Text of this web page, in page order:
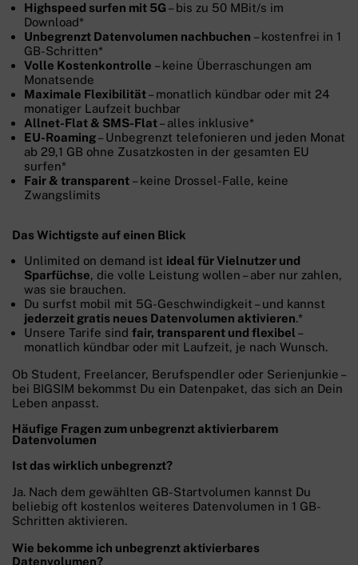
Highspeed surfen mit 5G – bis zu 50 MBit/s im
Download*
Unbegrenzt Datenvolumen nachbuchen – kostenfrei in 1
GB-Schritten*
Volle Kostenkontrolle – keine Überraschungen am
Monatsende
Maximale Flexibilität– monatlich kündbar oder mit 24
monatiger Laufzeit buchbar
Allnet-Flat & SMS-Flat– alles inklusive*
EU-Roaming– Unbegrenzt telefonieren und jeden Monat
ab 29,1 GB ohne Zusatzkosten in der gesamten EU
surfen*
Fair & transparent – keine Drossel-Falle, keine
Zwangslimits
Das Wichtigste auf einen Blick
Unlimited on demand ist ideal für Vielnutzer und
Sparfüchse, die volle Leistung wollen – aber nur zahlen,
was sie brauchen.
Du surfst mobil mit 5G-Geschwindigkeit – und kannst
jederzeit gratis neues Datenvolumen aktivieren.*
Unsere Tarife sind fair, transparent und flexibel –
monatlich kündbar oder mit Laufzeit, je nach Wunsch.
Ob Student, Freelancer, Berufspendler oder Serienjunkie –
bei BIGSIM bekommst Du ein Datenpaket, das sich an Dein
Leben anpasst.
Häufige Fragen zum unbegrenzt aktivierbarem
Datenvolumen
Ist das wirklich unbegrenzt?
Ja. Nach dem gewählten GB-Startvolumen kannst Du
beliebig oft kostenlos weiteres Datenvolumen in 1 GB-
Schritten aktivieren.
Wie bekomme ich unbegrenzt aktivierbares
Datenvolumen?